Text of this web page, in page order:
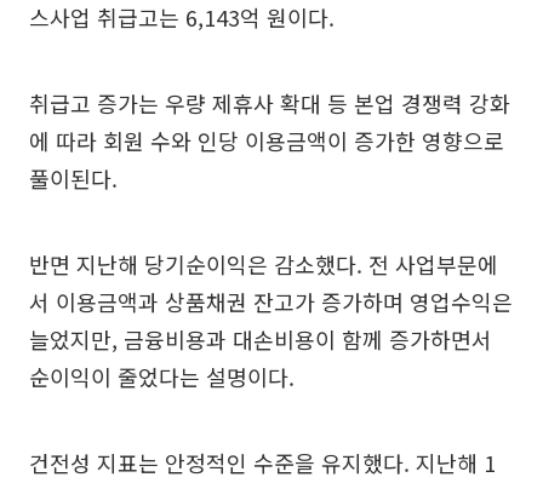
스사업 취급고는 6,143억 원이다.
취급고 증가는 우량 제휴사 확대 등 본업 경쟁력 강화
에 따라 회원 수와 인당 이용금액이 증가한 영향으로
풀이된다.
반면 지난해 당기순이익은 감소했다. 전 사업부문에
서 이용금액과 상품채권 잔고가 증가하며 영업수익은
늘었지만, 금융비용과 대손비용이 함께 증가하면서
순이익이 줄었다는 설명이다.
건전성 지표는 안정적인 수준을 유지했다. 지난해 1